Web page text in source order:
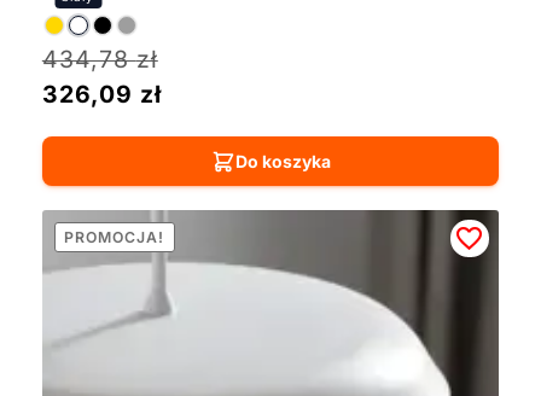
434,78zł
326,09 zł
Do koszyka
PROMOCJA!